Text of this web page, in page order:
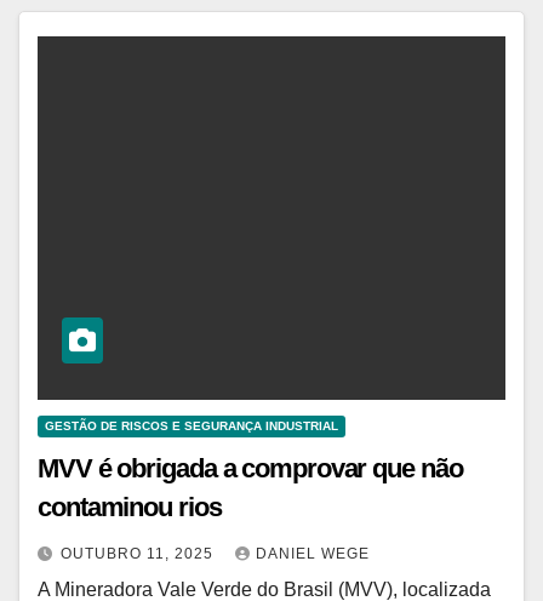
GESTÃO DE RISCOS E SEGURANÇA INDUSTRIAL
MVV é obrigada a comprovar que não
contaminou rios
OUTUBRO 11, 2025 DANIEL WEGE
A Mineradora Vale Verde do Brasil (MVV), localizada